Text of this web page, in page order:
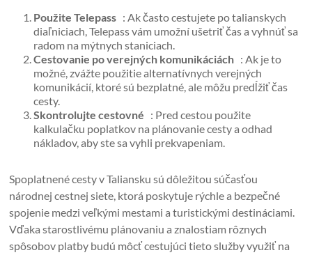
Použite Telepass : Ak často cestujete po talianskych
diaľniciach, Telepass vám umožní ušetriť čas a vyhnúť sa
radom na mýtnych staniciach.
Cestovanie po verejných komunikáciách : Ak je to
možné, zvážte použitie alternatívnych verejných
komunikácií, ktoré sú bezplatné, ale môžu predĺžiť čas
cesty.
Skontrolujte cestovné : Pred cestou použite
kalkulačku poplatkov na plánovanie cesty a odhad
nákladov, aby ste sa vyhli prekvapeniam.
Spoplatnené cesty v Taliansku sú dôležitou súčasťou
národnej cestnej siete, ktorá poskytuje rýchle a bezpečné
spojenie medzi veľkými mestami a turistickými destináciami.
Vďaka starostlivému plánovaniu a znalostiam rôznych
spôsobov platby budú môcť cestujúci tieto služby využiť na